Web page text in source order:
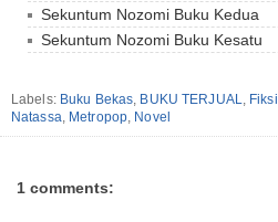
Sekuntum Nozomi Buku Kedua
Sekuntum Nozomi Buku Kesatu
Labels: Buku Bekas, BUKU TERJUAL, Fiksi
Natassa, Metropop, Novel
1 comments: